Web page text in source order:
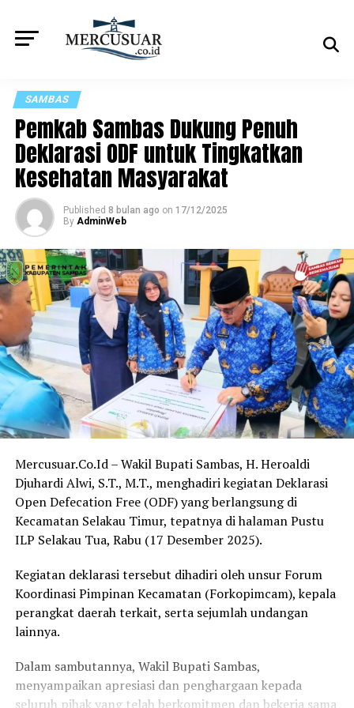
SAMBAS
Pemkab Sambas Dukung Penuh
Deklarasi ODF untuk Tingkatkan
Kesehatan Masyarakat
Published 8 bulan ago on 17/12/2025
By AdminWeb
Mercusuar.Co.Id – Wakil Bupati Sambas, H. Heroaldi
Djuhardi Alwi, S.T., M.T., menghadiri kegiatan Deklarasi
Open Defecation Free (ODF) yang berlangsung di
Kecamatan Selakau Timur, tepatnya di halaman Pustu
ILP Selakau Tua, Rabu (17 Desember 2025).
Kegiatan deklarasi tersebut dihadiri oleh unsur Forum
Koordinasi Pimpinan Kecamatan (Forkopimcam), kepala
perangkat daerah terkait, serta sejumlah undangan
lainnya.
Dalam sambutannya, Wakil Bupati Sambas,
menyampaikan apresiasi dan penghargaan kepada
seluruh pihak yang telah berkomitmen dan bekerja sama